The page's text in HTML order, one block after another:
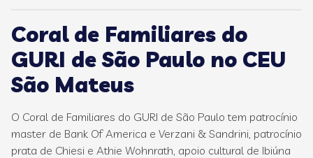
Coral de Familiares do
GURI de São Paulo no CEU
São Mateus
O Coral de Familiares do GURI de São Paulo tem patrocínio
master de Bank Of America e Verzani & Sandrini, patrocínio
prata de Chiesi e Athie Wohnrath, apoio cultural de Ibiúna